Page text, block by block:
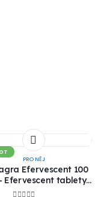
PRO NĚJ
Efervescent 100
Efervescent tablety
| Rychlý efekt |